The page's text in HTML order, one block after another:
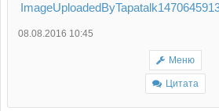
08.08.2016 10:45
Меню
Цитата